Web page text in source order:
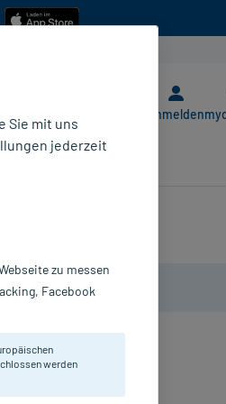
Anmelden
Wärme-Effekt.
Sie mit uns
jederzeit
zu messen
Facebook
werden